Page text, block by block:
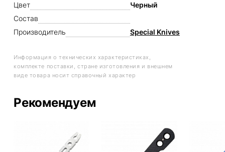
Цвет
Черный
Состав
Производитель
Special Knives
Информация о технических характеристиках,
комплекте поставки, стране изготовления и внешнем
виде товара носит справочный характер
Рекомендуем